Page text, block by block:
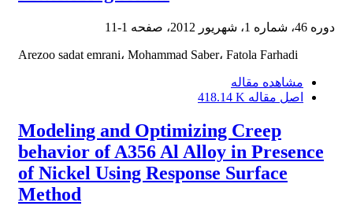
دوره 46، شماره 1، شهریور 2012، صفحه 1-11
Arezoo sadat emrani، Mohammad Saber، Fatola Farhadi
مشاهده مقاله
اصل مقاله 418.14 K
Modeling and Optimizing Creep
behavior of A356 Al Alloy in Presence
of Nickel Using Response Surface
Method